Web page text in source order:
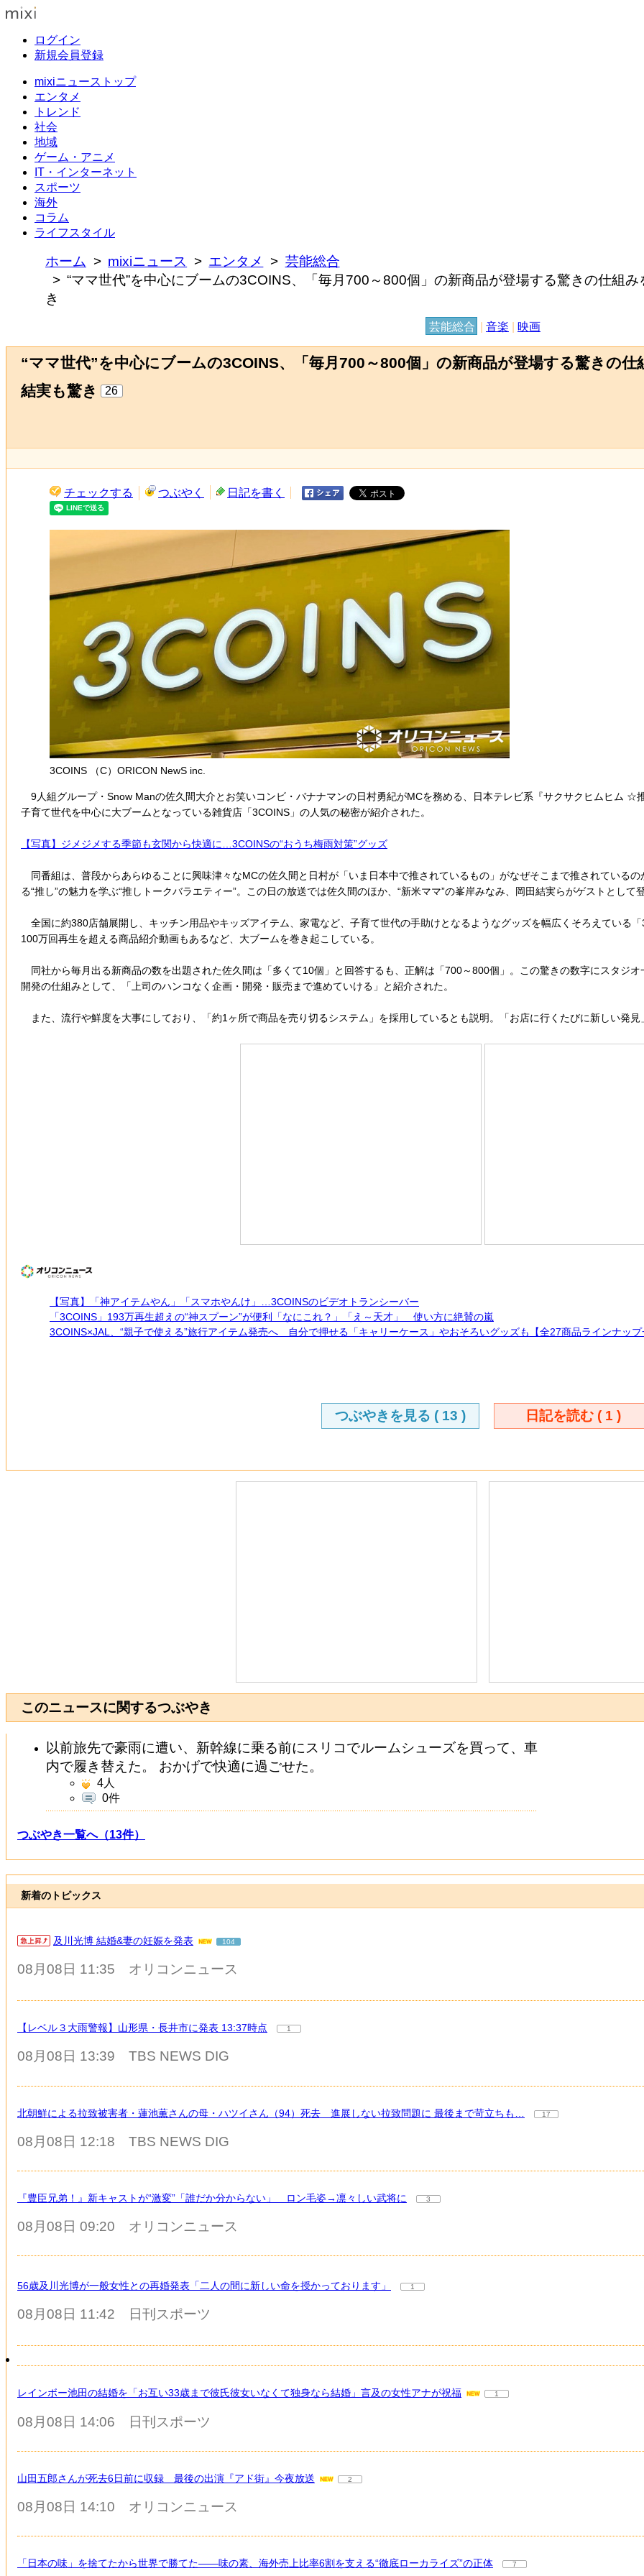
ログイン
新規会員登録
mixiニューストップ
エンタメ
トレンド
社会
地域
ゲーム・アニメ
IT・インターネット
スポーツ
海外
コラム
ライフスタイル
ホーム mixiニュース エンタメ
芸能総合
“ママ世代”を中心にブームの3COINS、「毎月700～800個」の新商品が登場する驚きの仕組
き
芸能総合 音楽 映画
“ママ世代”を中心にブームの3COINS、「毎月700～800個」の新商品が登場する驚きの
結実も驚き
26
チェックする つぶやく 日記を書く
3COINS （C）ORICON NewS inc.
9人組グループ・Snow Manの佐久間大介とお笑いコンビ・バナナマンの日村勇紀がMCを務める、日本テレビ系『サクサクヒムヒム
子育て世代を中心に大ブームとなっている雑貨店「3COINS」の人気の秘密が紹介された。
【写真】ジメジメする季節も玄関から快適に…3COINSの“おうち梅雨対策”グッズ
同番組は、普段からあらゆることに興味津々なMCの佐久間と日村が「いま日本中で推されているもの」がなぜそこまで推されている
る“推し”の魅力を学ぶ“推しトークバラエティー”。この日の放送では佐久間のほか、“新米ママ”の峯岸みなみ、岡田結実らがゲストとして
全国に約380店舗展開し、キッチン用品やキッズアイテム、家電など、子育て世代の手助けとなるようなグッズを幅広くそろえている
100万回再生を超える商品紹介動画もあるなど、大ブームを巻き起こしている。
同社から毎月出る新商品の数を出題された佐久間は「多くて10個」と回答するも、正解は「700～800個」。この驚きの数字にスタジ
開発の仕組みとして、「上司のハンコなく企画・開発・販売まで進めていける」と紹介された。
また、流行や鮮度を大事にしており、「約1ヶ所で商品を売り切るシステム」を採用しているとも説明。「お店に行くたびに新しい発
【写真】「神アイテムやん」「スマホやんけ」…3COINSのビデオトランシーバー
「3COINS」193万再生超えの“神スプーン”が便利「なにこれ？」「え～天才」 使い方に絶賛の嵐
3COINS×JAL、“親子で使える”旅行アイテム発売へ 自分で押せる「キャリーケース」やおそろいグッズも【全27商品ラインナッ
つぶやきを見る ( 13 ) 日記を読む ( 1 )
このニュースに関するつぶやき
以前旅先で豪雨に遭い、新幹線に乗る前にスリコでルームシューズを買って、車
内で履き替えた。 おかげで快適に過ごせた。
4人
0件
つぶやき一覧へ（13件）
新着のトピックス
及川光博 結婚&妻の妊娠を発表 104
08月08日 11:35 オリコンニュース
【レベル３大雨警報】山形県・長井市に発表 13:37時点 1
08月08日 13:39 TBS NEWS DIG
北朝鮮による拉致被害者・蓮池薫さんの母・ハツイさん（94）死去 進展しない拉致問題に 最後まで苛立ちも… 17
08月08日 12:18 TBS NEWS DIG
『豊臣兄弟！』新キャストが“激変”「誰だか分からない」 ロン毛姿→凛々しい武将に 3
08月08日 09:20 オリコンニュース
56歳及川光博が一般女性との再婚発表「二人の間に新しい命を授かっております」 1
08月08日 11:42 日刊スポーツ
レインボー池田の結婚を「お互い33歳まで彼氏彼女いなくて独身なら結婚」言及の女性アナが祝福 1
08月08日 14:06 日刊スポーツ
山田五郎さんが死去6日前に収録 最後の出演『アド街』今夜放送 2
08月08日 14:10 オリコンニュース
「日本の味」を捨てたから世界で勝てた――味の素、海外売上比率6割を支える“徹底ローカライズ”の正体 7